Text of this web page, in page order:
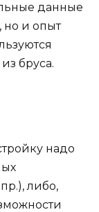
данные
но и опыт
бруса.
надо
либо,